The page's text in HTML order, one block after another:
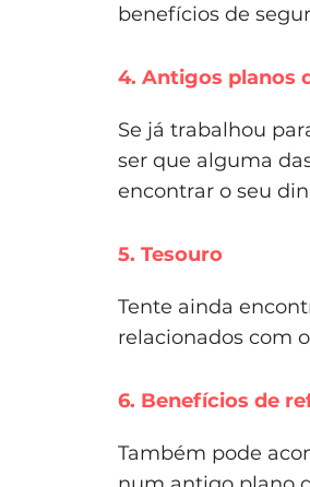
benefícios de
4. Antigos planos
Se já trabalhou
ser que alguma
encontrar o seu
5. Tesouro
Tente ainda
relacionados com
6. Benefícios de
Também pode